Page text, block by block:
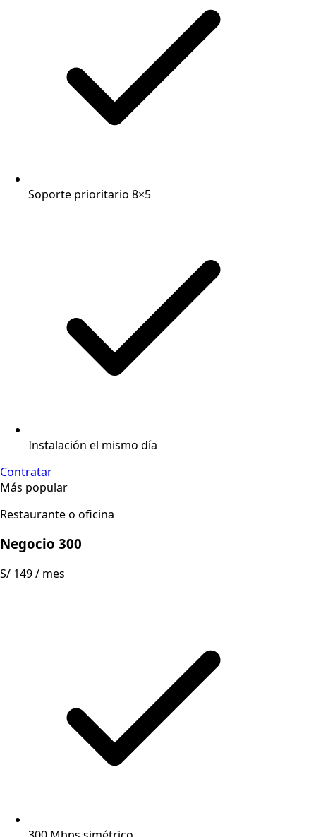
Soporte prioritario 8×5
Instalación el mismo día
Contratar
Más popular
Restaurante o oficina
Negocio 300
S/ 149/ mes